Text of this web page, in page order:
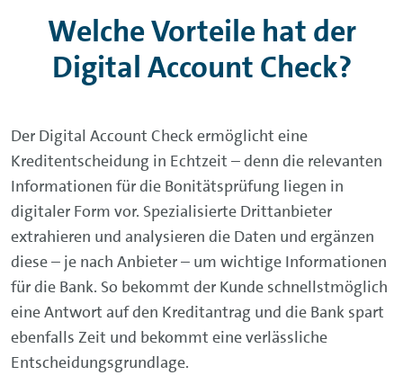
Welche Vorteile hat der
Digital Account Check?
Der Digital Account Check ermöglicht eine
Kreditentscheidung in Echtzeit – denn die relevanten
Informationen für die Bonitätsprüfung liegen in
digitaler Form vor. Spezialisierte Drittanbieter
extrahieren und analysieren die Daten und ergänzen
diese – je nach Anbieter – um wichtige Informationen
für die Bank. So bekommt der Kunde schnellstmöglich
eine Antwort auf den Kreditantrag und die Bank spart
ebenfalls Zeit und bekommt eine verlässliche
Entscheidungsgrundlage.